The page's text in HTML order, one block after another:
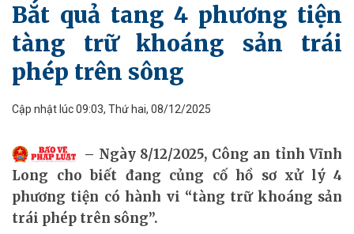
Bắt quả tang 4 phương tiện
tàng trữ khoáng sản trái
phép trên sông
Cập nhật lúc 09:03, Thứ hai, 08/12/2025
Ngày 8/12/2025, Công an tỉnh Vĩnh
Long cho biết đang củng cố hồ sơ xử lý 4
phương tiện có hành vi “tàng trữ khoáng sản
trái phép trên sông”.